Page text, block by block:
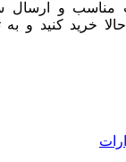
مناسب و ارسال
خرید کنید و به